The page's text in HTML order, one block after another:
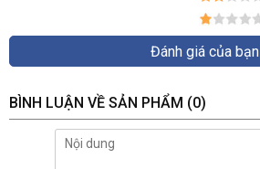
Đánh giá của bạn
BÌNH LUẬN VỀ SẢN PHẨM (0)